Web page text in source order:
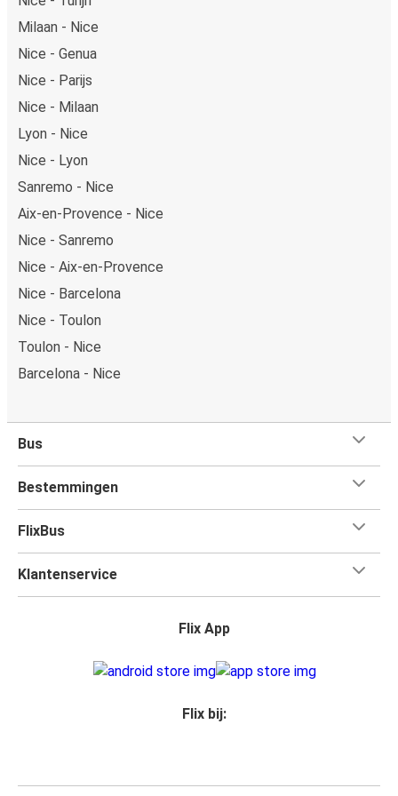
Milaan - Nice
Nice - Genua
Nice - Parijs
Nice - Milaan
Lyon - Nice
Nice - Lyon
Sanremo - Nice
Aix-en-Provence - Nice
Nice - Sanremo
Nice - Aix-en-Provence
Nice - Barcelona
Nice - Toulon
Toulon - Nice
Barcelona - Nice
Bus
Bestemmingen
FlixBus
Klantenservice
Flix App
Flix bij: